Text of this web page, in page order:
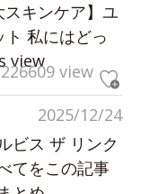
スキンケア】ユ
私にはどっ
view
226609 view
2025/12/24
ビス ザ リンク
てをこの記事